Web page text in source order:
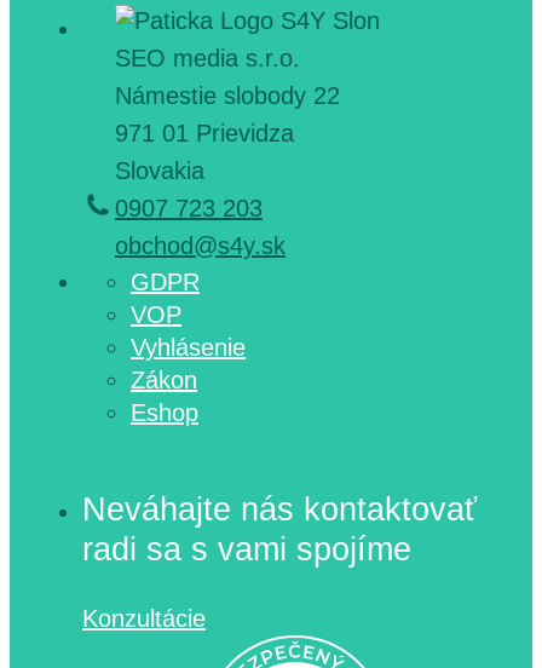
SEO media s.r.o.
Námestie slobody 22
971 01 Prievidza
Slovakia
0907 723 203
obchod@s4y.sk
GDPR
VOP
Vyhlásenie
Zákon
Eshop
Neváhajte nás kontaktovať
radi sa s vami spojíme
Konzultácie